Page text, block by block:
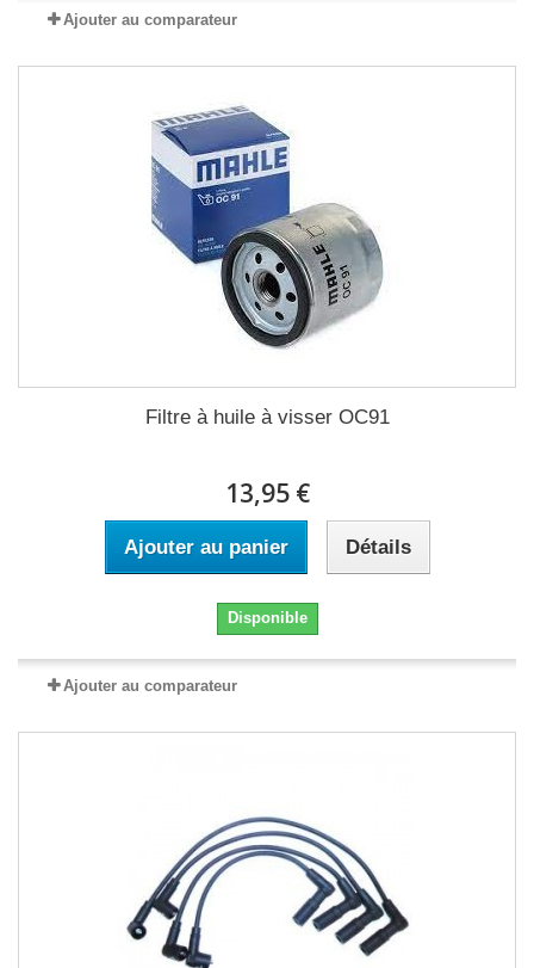
Ajouter au comparateur
Filtre à huile à visser OC91
13,95 €
Ajouter au panier Détails
Disponible
Ajouter au comparateur